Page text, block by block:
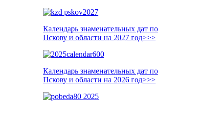
Календарь знаменательных дат по
Пскову и области на 2027 год>>>
Календарь знаменательных дат по
Пскову и области на 2026 год>>>